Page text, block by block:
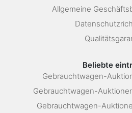
Allgemeine
Beliebte
Gebrauchtwagen-
Gebrauchtwagen-
Gebrauchtwagen-